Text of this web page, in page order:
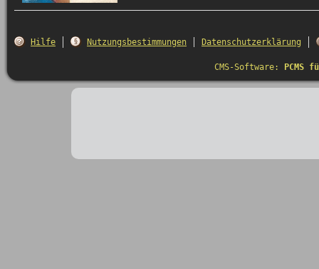
Hilfe Nutzungsbestimmungen Datenschutzerklärung
CMS-Software: PCMS